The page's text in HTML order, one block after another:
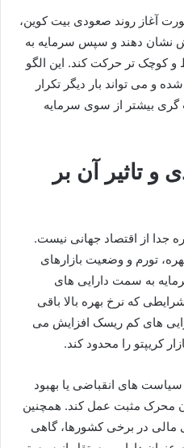
آغاز روند صعودی بیت کوین،
نشان دهند و سپس سرمایه به
کوچک تر حرکت کند. این الگو
و می تواند بار دیگر تکرار
گری بیشتر از سوی سرمایه
و تاثیر آن بر
جدا از اقتصاد جهانی نیست.
تورم و وضعیت بازارهای
به سمت دارایی های
که نرخ بهره بالا باقی
های کم ریسک افزایش می
کریپتو را محدود کند.
های انقباضی یا بهبود
محرک مثبت عمل کند. همچنین
مالی در برخی کشورها، گاهی